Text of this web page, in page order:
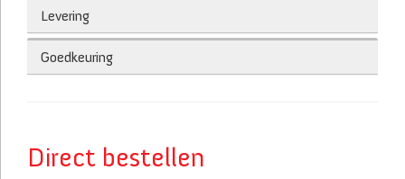
Levering
Goedkeuring
Direct bestellen